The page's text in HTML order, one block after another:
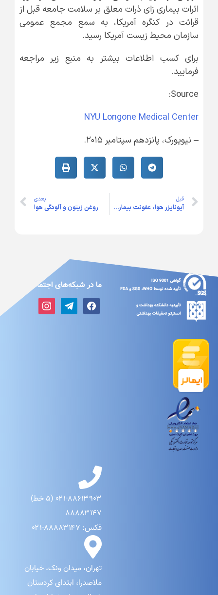
اثرات بیماری زای ذرات معلق بر سلامت جامعه قبل از
قرائت در کنگره آمریکا، به سمع مجمع عمومی
سازمان محیط زیست آمریکا رسید.
برای کسب اطلاعات بیشتر به منبع زیر مراجعه
فرمایید.
Source:
NYU Longone Medical Center
– نیویورک، پانزدهم سپتامبر ۲۰۱۵.
قبل
آیونایزر هوا، عفونت بیمارستانی را پاک می کند
بعدی
روغن زیتون و آلودگی هوا
ما در شبکه‌های اجتماعی
۰۲۱-۸۸۶۱۳۹۰۳ (۵ خط)
۸۸۸۸۳۱۴۷
فکس: ۸۸۸۸۳۱۴۷-۰۲۱
تهران، میدان ونک، خیابان
ملاصدرا، ابتدای کردستان